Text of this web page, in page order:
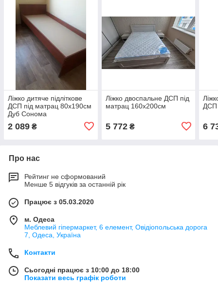
Ліжко дитяче підліткове
ДСП під матрац 80х190см
Дуб Сонома
2 089 ₴
Ліжко двоспальне ДСП під
матрац 160х200см
5 772₴
ДСП
6
Про нас
Рейтинг не сформований
Менше 5 відгуків за останній рік
Працює з 05.03.2020
м. Одеса
Меблевий гіпермаркет, 6 елемент, Овідіопольська дорога
7, Одеса, Україна
Контакти
Сьогодні працює з 10:00 до 18:00
Показати весь графік роботи